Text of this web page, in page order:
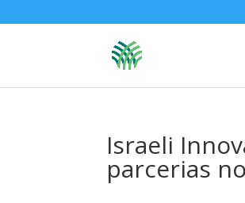
Israeli
parcerias